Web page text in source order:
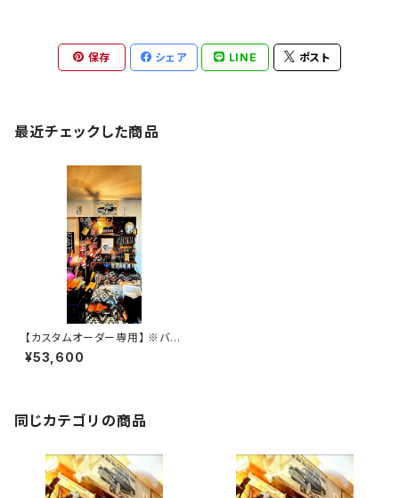
保存 シェア LINE ポスト
最近チェックした商品
【カスタムオーダー専用】 ※バー
ガンディSSW+名刺入れ
¥53,600
同じカテゴリの商品